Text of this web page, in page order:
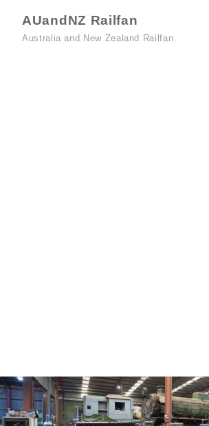
AUandNZ Railfan
Australia and New Zealand Railfan